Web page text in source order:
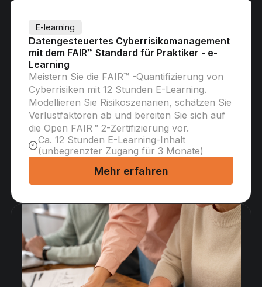
E-learning
Datengesteuertes Cyberrisikomanagement
mit dem FAIR™ Standard für Praktiker - e-
Learning
Meistern Sie die FAIR™ -Quantifizierung von
Cyberrisiken mit 12 Stunden E-Learning.
Modellieren Sie Risikoszenarien, schätzen Sie
Verlustfaktoren ab und bereiten Sie sich auf
die Open FAIR™ 2-Zertifizierung vor.
Ca. 12 Stunden E-Learning-Inhalt
(unbegrenzter Zugang für 3 Monate)
Mehr erfahren